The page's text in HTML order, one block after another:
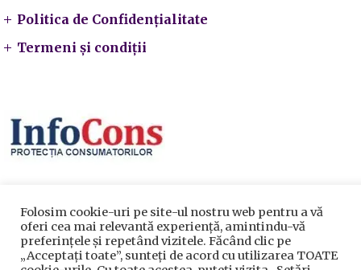
Politica de Confidențialitate
Termeni și condiții
Folosim cookie-uri pe site-ul nostru web pentru a vă
oferi cea mai relevantă experiență, amintindu-vă
preferințele și repetând vizitele. Făcând clic pe
„Acceptați toate”, sunteți de acord cu utilizarea TOATE